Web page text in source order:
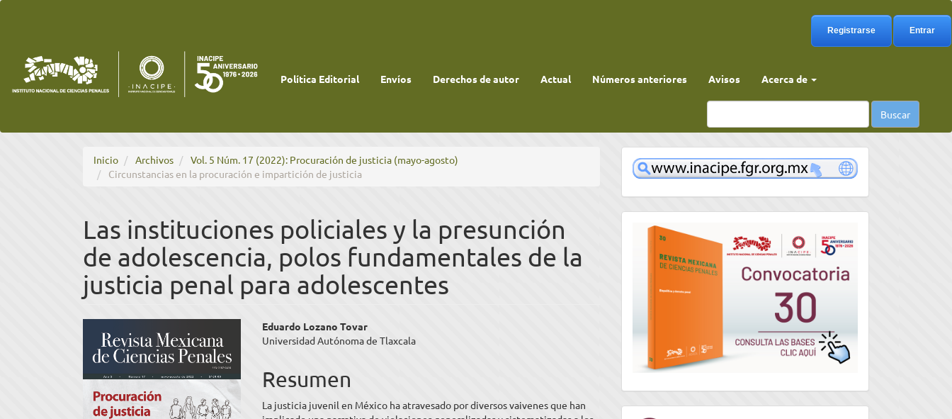
Barra
lateral
Registrarse Entrar
Política Editorial Envíos Derechos de autor Actual Números anteriores Avisos Acerca de
Buscar
Inicio Archivos
Vol. 5 Núm. 17 (2022): Procuración de justicia (mayo-agosto)
Circunstancias en la procuración e impartición de justicia
Las instituciones policiales y la presunción
de adolescencia, polos fundamentales de la
justicia penal para adolescentes
Barra
lateral
del
artículo
Contenido
del
artículo
Eduardo Lozano Tovar
Universidad Autónoma de Tlaxcala
Resumen
La justicia juvenil en México ha atravesado por diversos vaivenes que han
www
convocatoria